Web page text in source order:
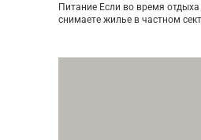
Питание Если во время
снимаете жилье в частном